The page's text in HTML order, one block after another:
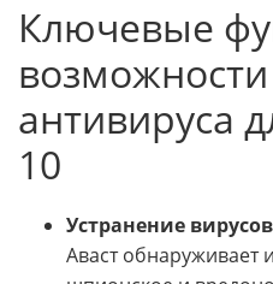
Ключевые
антивируса
10
Устранение
Аваст обнаруживает